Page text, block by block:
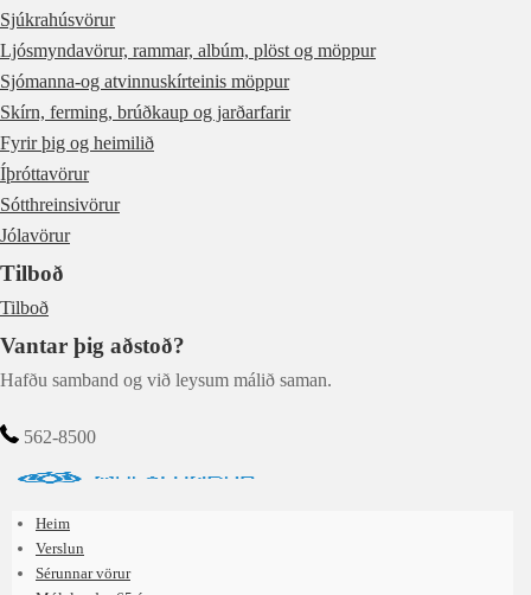
Sjúkrahúsvörur
Ljósmyndavörur, rammar, albúm, plöst og möppur
Sjómanna-og atvinnuskírteinis möppur
Skírn, ferming, brúðkaup og jarðarfarir
Fyrir þig og heimilið
Íþróttavörur
Sótthreinsivörur
Jólavörur
Tilboð
Tilboð
Vantar þig aðstoð?
Hafðu samband og við leysum málið saman.
562-8500
Heim
Verslun
Sérunnar vörur